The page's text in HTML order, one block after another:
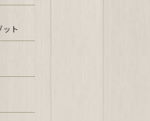
ット